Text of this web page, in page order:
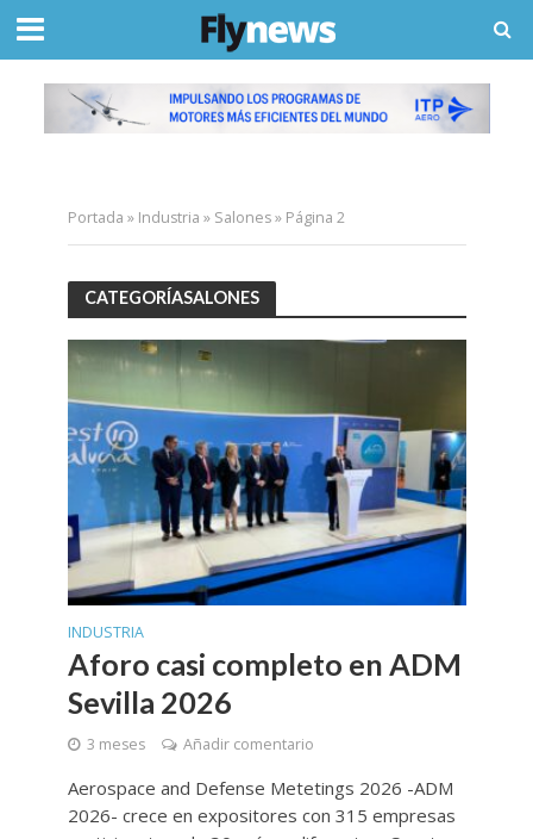
Portada » Industria » Salones» Página 2
CATEGORÍASALONES
INDUSTRIA
Aforo casi completo en ADM
Sevilla 2026
3 meses Añadir comentario
Aerospace and Defense Metetings 2026 -ADM
2026- crece en expositores con 315 empresas